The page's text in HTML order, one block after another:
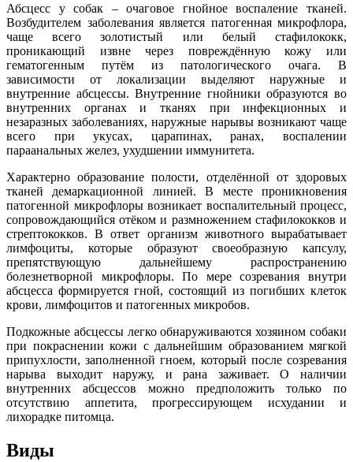
Абсцесс у собак – очаговое гнойное воспаление тканей.
Возбудителем заболевания является патогенная микрофлора,
чаще всего золотистый или белый стафилококк,
проникающий извне через повреждённую кожу или
гематогенным путём из патологического очага. В
зависимости от локализации выделяют наружные и
внутренние абсцессы. Внутренние гнойники образуются во
внутренних органах и тканях при инфекционных и
незаразных заболеваниях, наружные нарывы возникают чаще
всего при укусах, царапинах, ранах, воспалении
параанальных желез, ухудшении иммунитета.
Характерно образование полости, отделённой от здоровых
тканей демаркационной линией. В месте проникновения
патогенной микрофлоры возникает воспалительный процесс,
сопровождающийся отёком и размножением стафилококков и
стрептококков. В ответ организм животного вырабатывает
лимфоциты, которые образуют своеобразную капсулу,
препятствующую дальнейшему распространению
болезнетворной микрофлоры. По мере созревания внутри
абсцесса формируется гной, состоящий из погибших клеток
крови, лимфоцитов и патогенных микробов.
Подкожные абсцессы легко обнаруживаются хозяином собаки
при покраснении кожи с дальнейшим образованием мягкой
припухлости, заполненной гноем, который после созревания
нарыва выходит наружу, и рана заживает. О наличии
внутренних абсцессов можно предположить только по
отсутствию аппетита, прогрессирующем исхудании и
лихорадке питомца.
Виды